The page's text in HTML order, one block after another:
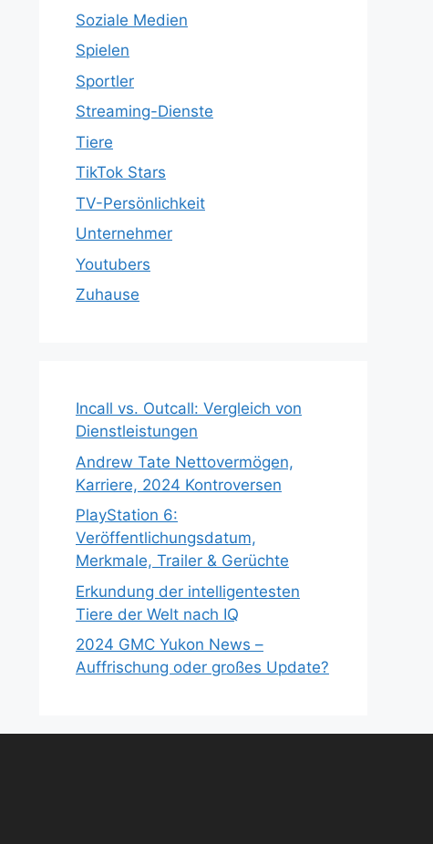
Soziale Medien
Spielen
Sportler
Streaming-Dienste
Tiere
TikTok Stars
TV-Persönlichkeit
Unternehmer
Youtubers
Zuhause
Incall vs. Outcall: Vergleich von
Dienstleistungen
Andrew Tate Nettovermögen,
Karriere, 2024 Kontroversen
PlayStation 6:
Veröffentlichungsdatum,
Merkmale, Trailer & Gerüchte
Erkundung der intelligentesten
Tiere der Welt nach IQ
2024 GMC Yukon News –
Auffrischung oder großes Update?